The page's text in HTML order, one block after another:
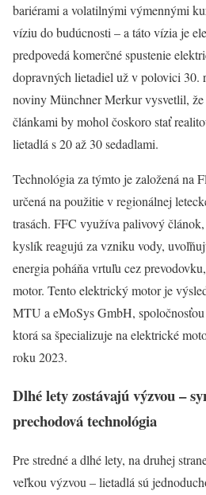
bariérami a volatilnými výmennými
víziu do budúcnosti – a táto vízia je
predpovedá komerčné spustenie
dopravných lietadiel už v polovici 30.
noviny Münchner Merkur vysvetlil,
článkami by mohol čoskoro stať
lietadlá s 20 až 30 sedadlami.
Technológia za týmto je založená na
určená na použitie v regionálnej
trasách. FFC využíva palivový
kyslík reagujú za vzniku vody,
energia poháňa vrtuľu cez
motor. Tento elektrický motor je
MTU a eMoSys GmbH,
ktorá sa špecializuje na elektrické
roku 2023.
Dlhé lety zostávajú výzvou –
prechodová technológia
Pre stredné a dlhé lety, na druhej
veľkou výzvou – lietadlá sú